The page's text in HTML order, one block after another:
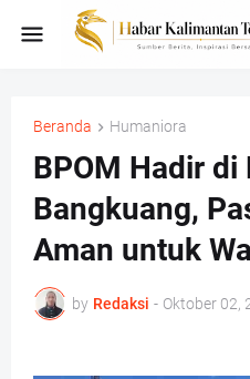
Beranda Humaniora
BPOM Hadir di
Bangkuang,
Aman untuk
by Redaksi - Oktober 02,